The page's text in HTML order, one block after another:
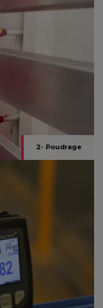
2- Poudrage